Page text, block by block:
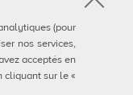
(pour
nos services,
acceptés en
cliquant sur le «